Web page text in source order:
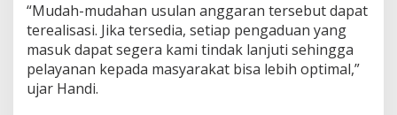
“Mudah-mudahan usulan anggaran tersebut dapat
terealisasi. Jika tersedia, setiap pengaduan yang
masuk dapat segera kami tindak lanjuti sehingga
pelayanan kepada masyarakat bisa lebih optimal,”
ujar Handi.